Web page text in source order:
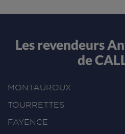
Les revendeurs
de
MONTAUROUX
TOURRETTES
FAYENCE